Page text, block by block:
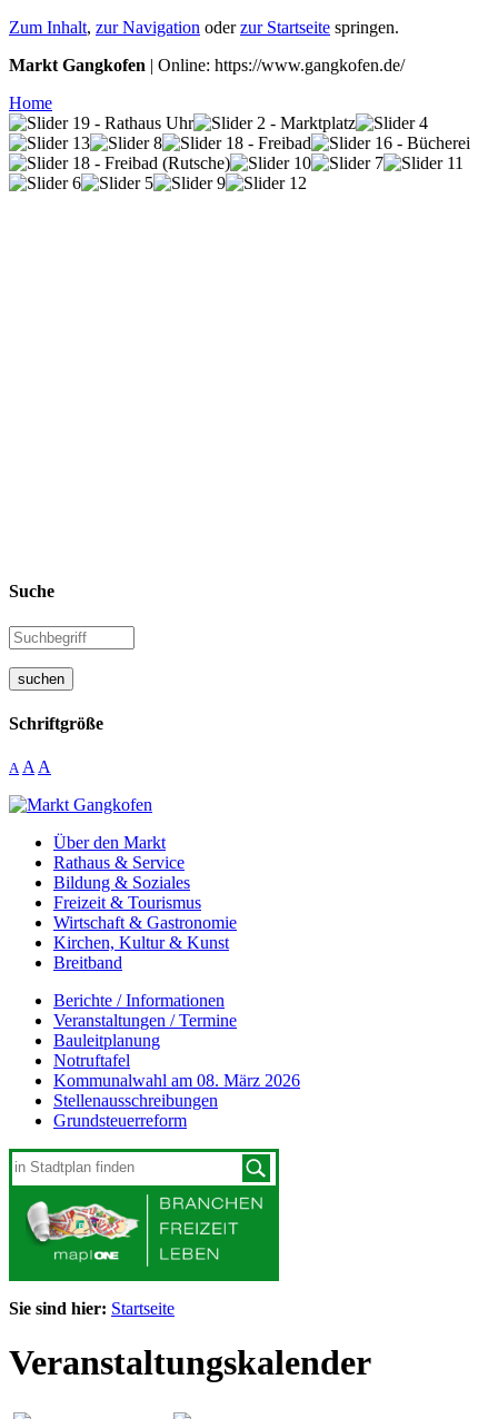
Zum Inhalt, zur Navigation oderzur Startseite springen.
Markt Gangkofen | Online: https://www.gangkofen.de/
Home
Suche
suchen
Schriftgröße
A A A
Über den Markt
Rathaus & Service
Bildung & Soziales
Freizeit & Tourismus
Wirtschaft & Gastronomie
Kirchen, Kultur & Kunst
Breitband
Berichte / Informationen
Veranstaltungen / Termine
Bauleitplanung
Notruftafel
Kommunalwahl am 08. März 2026
Stellenausschreibungen
Grundsteuerreform
Sie sind hier: Startseite
Veranstaltungskalender